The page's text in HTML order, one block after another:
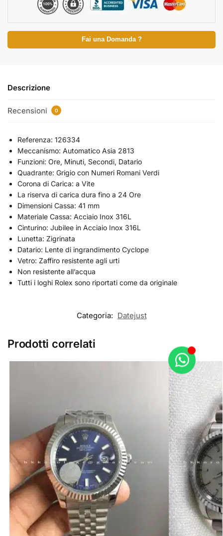
Fai una Domanda ?
Descrizione
Recensioni 0
Referenza: 126334
Meccanismo: Automatico Asia 2813
Funzioni: Ore, Minuti, Secondi, Datario
Quadrante: Grigio con Numeri Romani Verdi
Corona di Carica: a Vite
La riserva di carica dura fino a 24 Ore
Dimensioni Cassa: 41 mm
Materiale Cassa: Acciaio Inox 316L
Cinturino: Jubilee in Acciaio Inox 316L
Lunetta: Zigrinata
Datario: Lente di ingrandimento Cyclope
Vetro: Zaffiro resistente agli urti
Non resistente all’acqua
Tutti i loghi Rolex sono riportati come da originale
Categoria: Datejust
Prodotti correlati